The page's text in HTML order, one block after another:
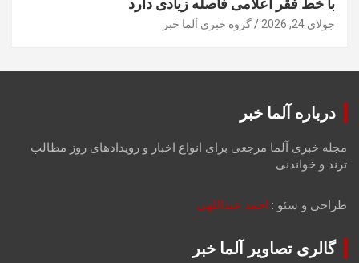
با خط فقر اعلامی فاصله زیادی دارد
جولای 24, 2026 گروه خبری آلما خبر
درباره آلما خبر
مجله خبری آلما مرجعی برای انواع اخبار و رویدادهای روز مطالب
ترند و خواندنی
طراحی و سئو : احمد عبداللهی
گالری تصاویر آلما خبر